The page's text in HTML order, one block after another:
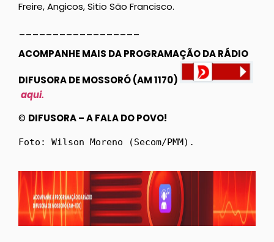
Freire, Angicos, Sitio São Francisco.
ACOMPANHE MAIS DA PROGRAMAÇÃO DA RÁDIO
DIFUSORA DE MOSSORÓ (AM 1170)
aqui.
© DIFUSORA – A FALA DO POVO!
Foto: Wilson Moreno (Secom/PMM).